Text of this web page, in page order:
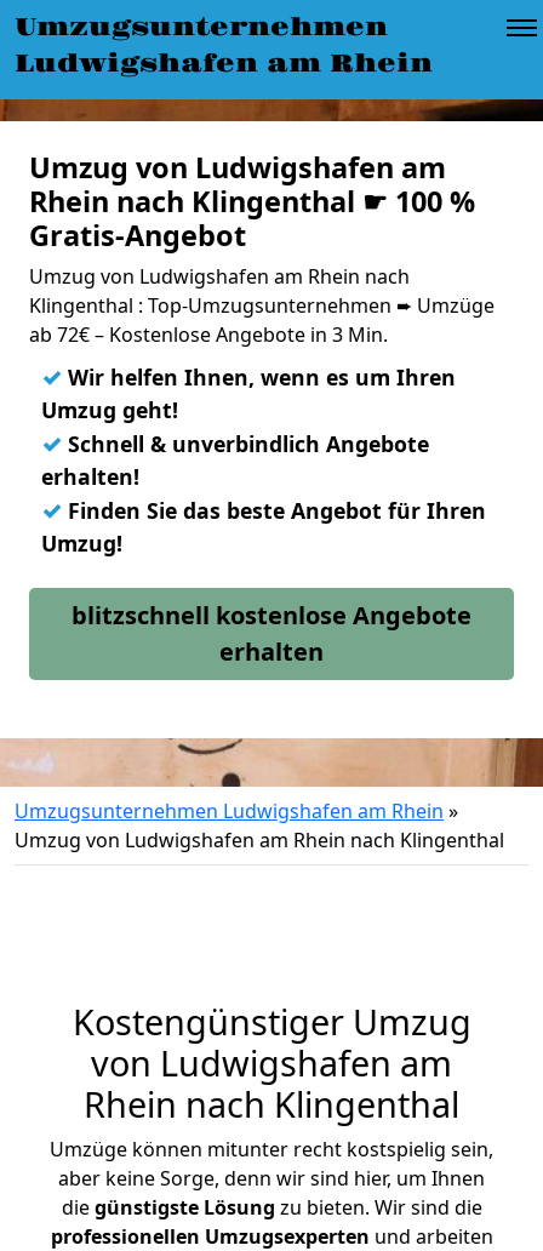
Umzugsunternehmen
Ludwigshafen am Rhein
Umzug von Ludwigshafen am
Rhein nach Klingenthal ☛ 100 %
Gratis-Angebot
Umzug von Ludwigshafen am Rhein nach
Klingenthal : Top-Umzugsunternehmen ➨ Umzüge
ab 72€ – Kostenlose Angebote in 3 Min.
✓ Wir helfen Ihnen, wenn es um Ihren
Umzug geht!
✓ Schnell & unverbindlich Angebote
erhalten!
✓ Finden Sie das beste Angebot für Ihren
Umzug!
blitzschnell kostenlose Angebote
erhalten
Umzugsunternehmen Ludwigshafen am Rhein »
Umzug von Ludwigshafen am Rhein nach Klingenthal
Kostengünstiger Umzug
von Ludwigshafen am
Rhein nach Klingenthal
Umzüge können mitunter recht kostspielig sein,
aber keine Sorge, denn wir sind hier, um Ihnen
diegünstigste Lösung zu bieten. Wir sind die
professionellen Umzugsexperten und arbeiten